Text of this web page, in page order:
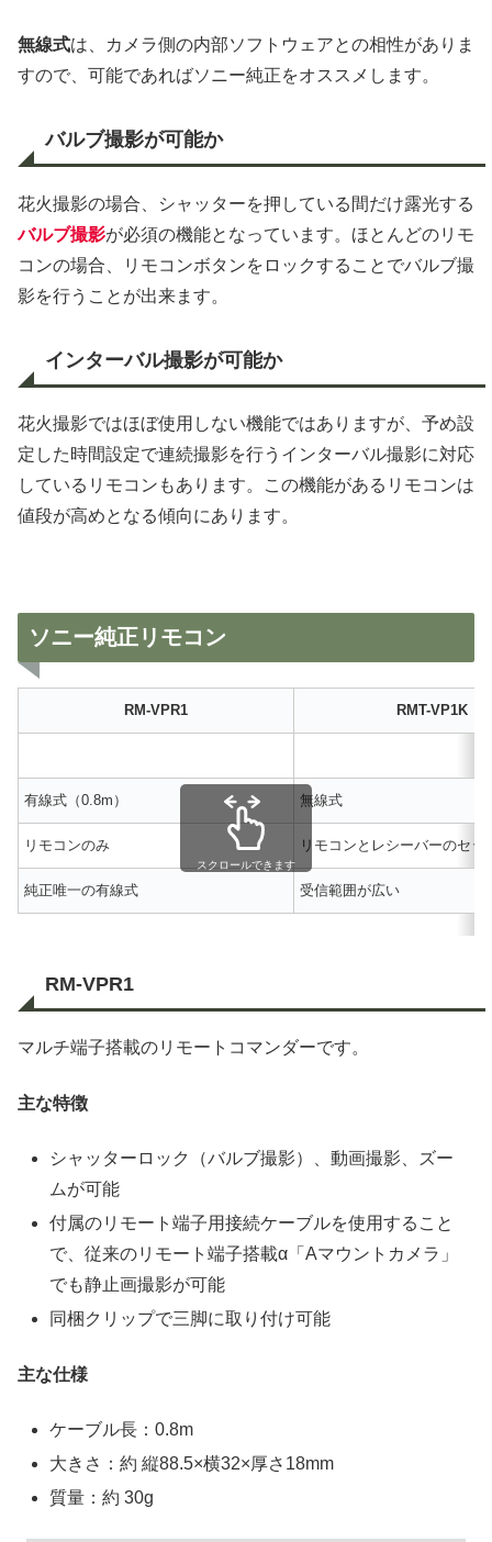
無線式は、カメラ側の内部ソフトウェアとの相性がありま
すので、可能であればソニー純正をオススメします。
バルブ撮影が可能か
花火撮影の場合、シャッターを押している間だけ露光する
バルブ撮影が必須の機能となっています。ほとんどのリモ
コンの場合、リモコンボタンをロックすることでバルブ撮
影を行うことが出来ます。
インターバル撮影が可能か
花火撮影ではほぼ使用しない機能ではありますが、予め設
定した時間設定で連続撮影を行うインターバル撮影に対応
しているリモコンもあります。この機能があるリモコンは
値段が高めとなる傾向にあります。
ソニー純正リモコン
RM-VPR1 RMT-VP1K
有線式（0.8m） 無線式
リモコンのみ リモコンとレシーバーのセッ
純正唯一の有線式 受信範囲が広い
スクロールできます
RM-VPR1
マルチ端子搭載のリモートコマンダーです。
主な特徴
シャッターロック（バルブ撮影）、動画撮影、ズー
ムが可能
付属のリモート端子用接続ケーブルを使用すること
で、従来のリモート端子搭載α「Aマウントカメラ」
でも静止画撮影が可能
同梱クリップで三脚に取り付け可能
主な仕様
ケーブル長：0.8m
大きさ：約 縦88.5×横32×厚さ18mm
質量：約 30g